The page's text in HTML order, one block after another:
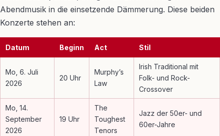
Abendmusik in die einsetzende Dämmerung. Diese beiden
Konzerte stehen an:
Datum Beginn Act Stil
Mo, 6. Juli
2026
20 Uhr
Murphy’s
Law
Irish Traditional mit
Folk- und Rock-
Crossover
Mo, 14.
September
2026
19 Uhr
The
Toughest
Tenors
Jazz der 50er- und
60er-Jahre